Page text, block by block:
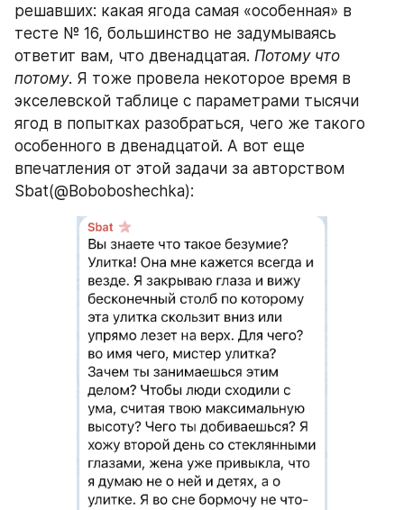
решавших: какая ягода самая «особенная» в
тесте № 16, большинство не задумываясь
ответит вам, что двенадцатая. Потому что
потому. Я тоже провела некоторое время в
экселевской таблице с параметрами тысячи
ягод в попытках разобраться, чего же такого
особенного в двенадцатой. А вот еще
впечатления от этой задачи за авторством
Sbat(@Boboboshechka):